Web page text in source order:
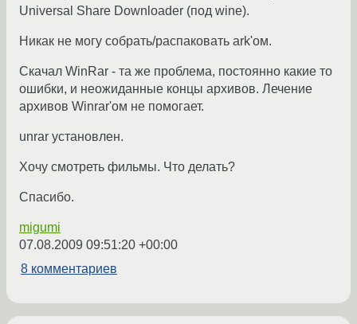
Universal Share Downloader (под wine).
Никак не могу собрать/распаковать ark'ом.
Скачал WinRar - та же проблема, постоянно какие то
ошибки, и неожиданные концы архивов. Лечение
архивов Winrar'ом не помогает.
unrar установлен.
Хочу смотреть фильмы. Что делать?
Спасибо.
migumi
07.08.2009 09:51:20 +00:00
8 комментариев